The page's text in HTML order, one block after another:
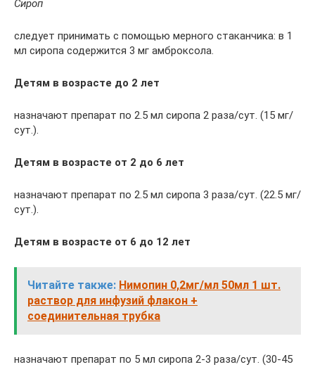
Сироп
следует принимать с помощью мерного стаканчика: в 1
мл сиропа содержится 3 мг амброксола.
Детям в возрасте до 2 лет
назначают препарат по 2.5 мл сиропа 2 раза/сут. (15 мг/
сут.).
Детям в возрасте от 2 до 6 лет
назначают препарат по 2.5 мл сиропа 3 раза/сут. (22.5 мг/
сут.).
Детям в возрасте от 6 до 12 лет
Читайте также: Нимопин 0,2мг/мл 50мл 1 шт.
раствор для инфузий флакон +
соединительная трубка
назначают препарат по 5 мл сиропа 2-3 раза/сут. (30-45